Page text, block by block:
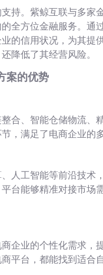
持。紫鲸互联与多家
全方位金融服务。通
的信用状况，为其提
降低了其经营风险。
案的优势
合、智能仓储物流、
，满足了电商企业的
人工智能等前沿技术
台能够精准对接市场
企业的个性化需求，
平台，都能找到适合